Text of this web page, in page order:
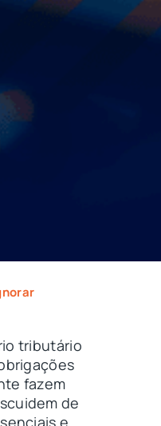
tributário
fazem
de
e